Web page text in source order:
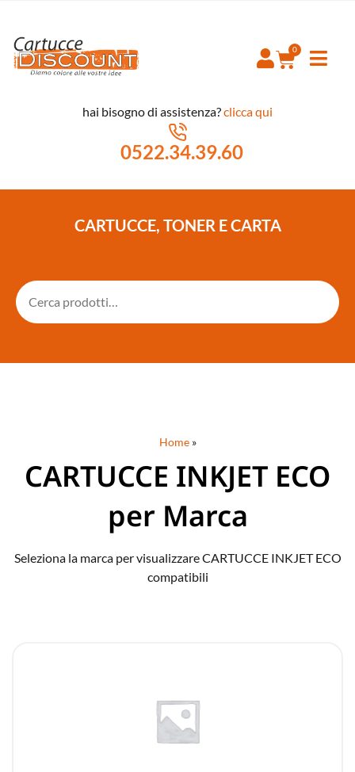
hai bisogno di assistenza?clicca qui
0522.34.39.60
CARTUCCE, TONER E CARTA
Home»
CARTUCCE INKJET ECO
per Marca
Seleziona la marca per visualizzare CARTUCCE INKJET ECO
compatibili